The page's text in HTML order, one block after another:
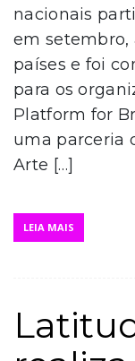
nacionais
em setembro,
países e foi
para os
Platform for
uma parceria
Arte […]
LEIA MAIS